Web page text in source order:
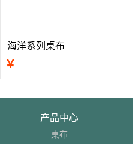
海洋系列桌布
￥
产品中心
桌布